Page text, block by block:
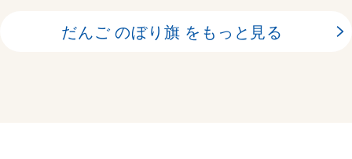
だんご のぼり旗 をもっと見る